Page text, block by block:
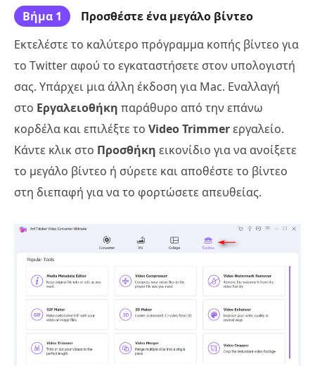
Βήμα 1
Προσθέστε ένα μεγάλο βίντεο
Εκτελέστε το καλύτερο πρόγραμμα κοπής βίντεο για
το Twitter αφού το εγκαταστήσετε στον υπολογιστή
σας. Υπάρχει μια άλλη έκδοση για Mac. Εναλλαγή
στο Εργαλειοθήκη παράθυρο από την επάνω
κορδέλα και επιλέξτε το Video Trimmerεργαλείο.
Κάντε κλικ στο Προσθήκη εικονίδιο για να ανοίξετε
το μεγάλο βίντεο ή σύρετε και αποθέστε το βίντεο
στη διεπαφή για να το φορτώσετε απευθείας.